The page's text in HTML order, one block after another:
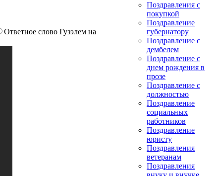
Ответное слово Гузэлем на
Поздравления с
покупкой
Поздравление
губернатору
Поздравление с
дембелем
Поздравление с
днем рождения в
прозе
Поздравление с
должностью
Поздравление
социальных
работников
Поздравление
юристу
Поздравления
ветеранам
Поздравления